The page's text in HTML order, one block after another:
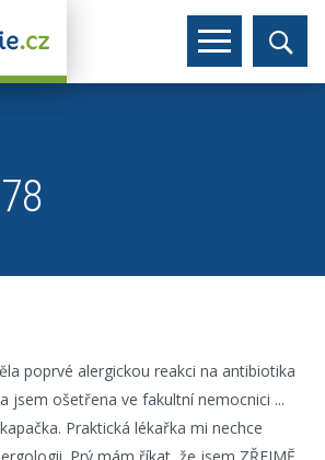
poprvé alergickou reakci na antibiotika
jsem ošetřena ve fakultní nemocnici ...
Praktická lékařka mi nechce